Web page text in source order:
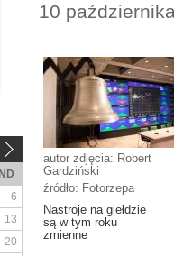
10
autor zdjęcia: Robert
Gardziński
źródło: Fotorzepa
Nastroje na giełdzie
są w tym roku
zmienne
ND
6
13
20